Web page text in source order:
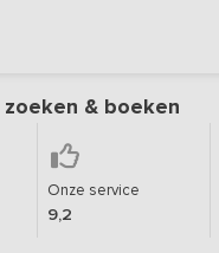
& boeken
Onze service
9,2